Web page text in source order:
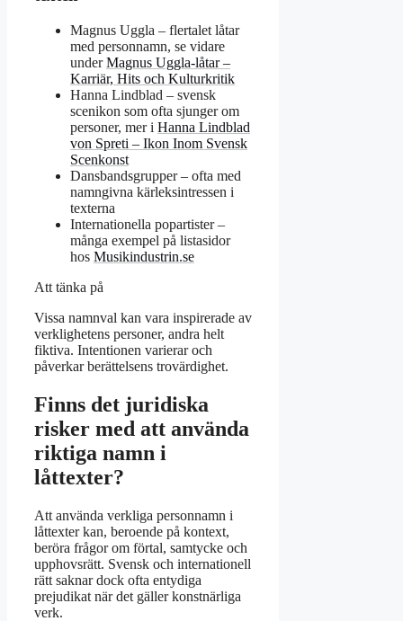
Magnus Uggla – flertalet låtar
med personnamn, se vidare
underMagnus Uggla-låtar –
Karriär, Hits och Kulturkritik
Hanna Lindblad – svensk
scenikon som ofta sjunger om
personer, mer i Hanna Lindblad
von Spreti – Ikon Inom Svensk
Scenkonst
Dansbandsgrupper – ofta med
namngivna kärleksintressen i
texterna
Internationella popartister –
många exempel på listasidor
hos Musikindustrin.se
Att tänka på
Vissa namnval kan vara inspirerade av
verklighetens personer, andra helt
fiktiva. Intentionen varierar och
påverkar berättelsens trovärdighet.
Finns det juridiska
risker med att använda
riktiga namn i
låttexter?
Att använda verkliga personnamn i
låttexter kan, beroende på kontext,
beröra frågor om förtal, samtycke och
upphovsrätt. Svensk och internationell
rätt saknar dock ofta entydiga
prejudikat när det gäller konstnärliga
verk.